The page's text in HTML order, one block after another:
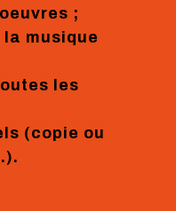
;
musique
les
(copie ou